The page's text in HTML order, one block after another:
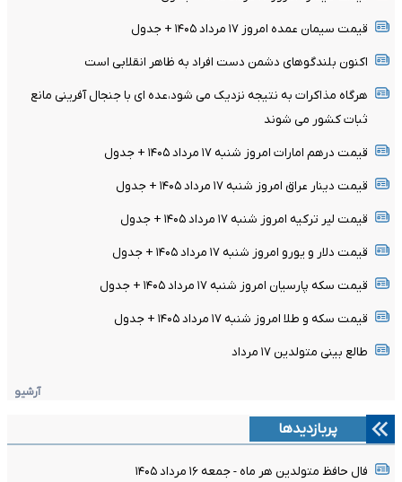
قیمت سیمان عمده امروز ۱۷ مرداد ۱۴۰۵ + جدول
اکنون بلندگوهای دشمن دست افراد به ظاهر انقلابی است
هرگاه مذاکرات به نتیجه نزدیک می شود،عده ای با جنجال آفرینی مانع
ثبات کشور می شوند
قیمت درهم امارات امروز شنبه ۱۷ مرداد ۱۴۰۵ + جدول
قیمت دینار عراق امروز شنبه ۱۷ مرداد ۱۴۰۵ + جدول
قیمت لیر ترکیه امروز شنبه ۱۷ مرداد ۱۴۰۵ + جدول
قیمت دلار و یورو امروز شنبه ۱۷ مرداد ۱۴۰۵ + جدول
قیمت سکه پارسیان امروز شنبه ۱۷ مرداد ۱۴۰۵ + جدول
قیمت سکه و طلا امروز شنبه ۱۷ مرداد ۱۴۰۵ + جدول
طالع بینی متولدین ۱۷ مرداد
آرشیو
پربازدیدها
فال حافظ متولدین هر ماه - جمعه ۱۶ مرداد ۱۴۰۵